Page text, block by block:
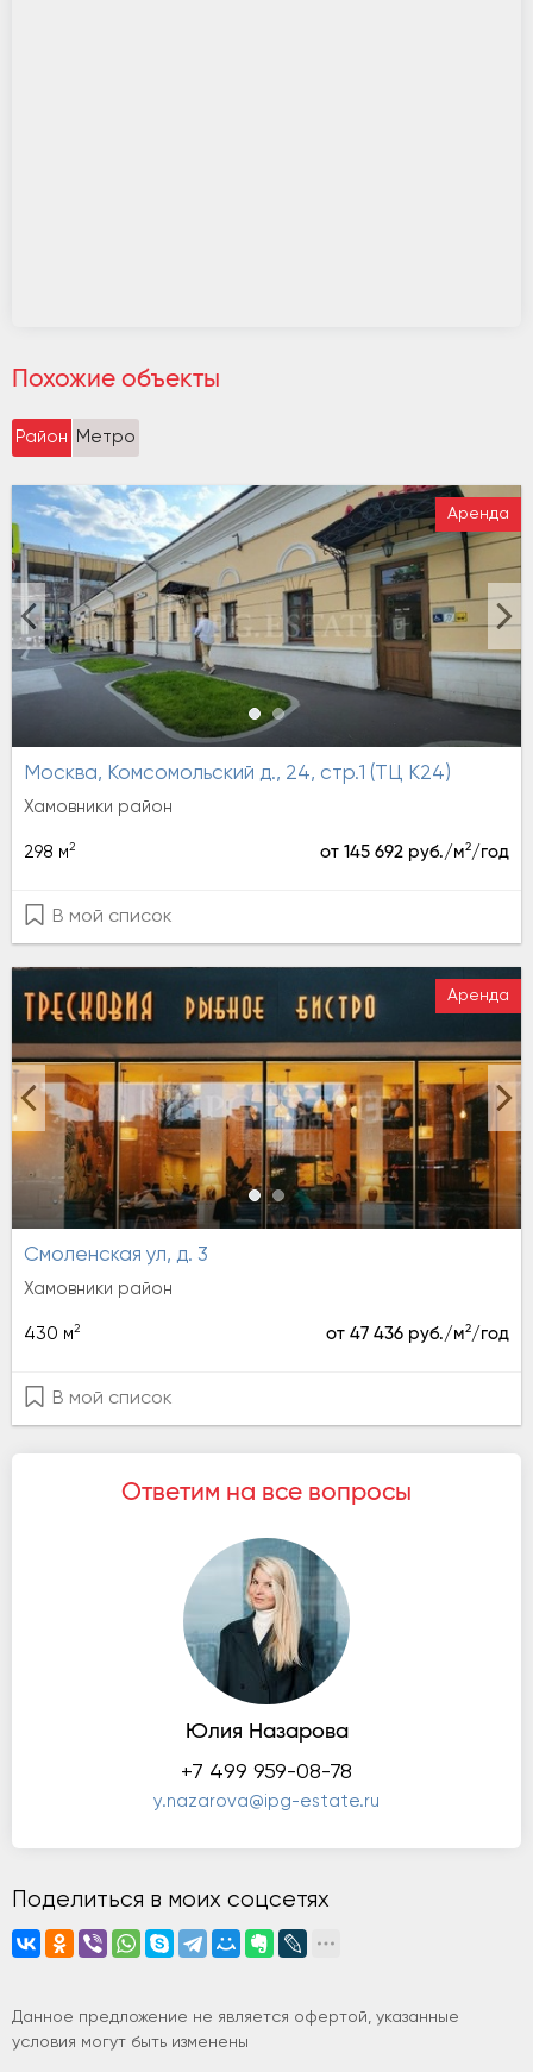
Похожие объекты
Район Метро
Аренда
Москва, Комсомольский д., 24, стр.1 (ТЦ К24)
Хамовники район
298 м2 от 145 692 руб./м2/год
В мой список
Аренда
Смоленская ул, д. 3
Хамовники район
430 м2 от 47 436 руб./м2/год
В мой список
Ответим на все вопросы
Юлия Назарова
+7 499 959-08-78
y.nazarova@ipg-estate.ru
Поделиться в моих соцсетях
Данное предложение не является офертой, указанные
условия могут быть изменены